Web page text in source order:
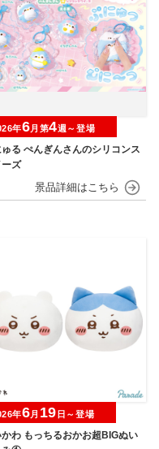
る ぺんぎんさんのシリコンス
ーズ
年6月第4週～登場
かわ もっちるおかお超BIGぬい
年6月 19 日～登場